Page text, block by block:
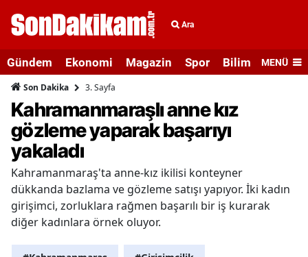
Ara
Gündem Ekonomi Magazin Spor Bilim veMENÜ
Son Dakika 3. Sayfa
Kahramanmaraşlı anne kız
gözleme yaparak başarıyı
yakaladı
Kahramanmaraş'ta anne-kız ikilisi konteyner
dükkanda bazlama ve gözleme satışı yapıyor. İki kadın
girişimci, zorluklara rağmen başarılı bir iş kurarak
diğer kadınlara örnek oluyor.